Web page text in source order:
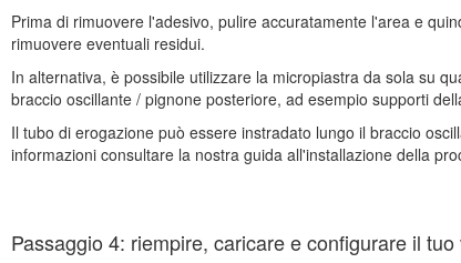
Prima di rimuovere l'adesivo, pulire accuratamente l'area e
rimuovere eventuali residui.
In alternativa, è possibile utilizzare la micropiastra da sola su
braccio oscillante / pignone posteriore, ad esempio supporti
Il tubo di erogazione può essere instradato lungo il braccio
informazioni consultare la nostra guida all'installazione della
Passaggio 4: riempire, caricare e configurare il tuo